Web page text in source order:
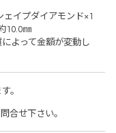
ェイプダイアモンド×1
10.0㎜
よって金額が変動し
。
合せ下さい。